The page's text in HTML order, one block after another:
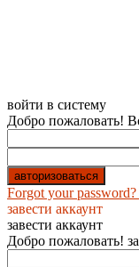
войти в систему
Добро пожаловать!
Forgot your
завести аккаунт
завести аккаунт
Добро пожаловать!